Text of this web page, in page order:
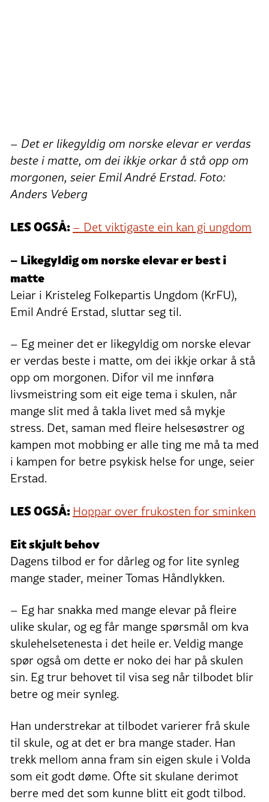
– Det er likegyldig om norske elevar er verdas
beste i matte, om dei ikkje orkar å stå opp om
morgonen, seier Emil André Erstad. Foto:
Anders Veberg
LES OGSÅ:– Det viktigaste ein kan gi ungdom
– Likegyldig om norske elevar er best i
matte
Leiar i Kristeleg Folkepartis Ungdom (KrFU),
Emil André Erstad, sluttar seg til.
– Eg meiner det er likegyldig om norske elevar
er verdas beste i matte, om dei ikkje orkar å stå
opp om morgonen. Difor vil me innføra
livsmeistring som eit eige tema i skulen, når
mange slit med å takla livet med så mykje
stress. Det, saman med fleire helsesøstrer og
kampen mot mobbing er alle ting me må ta med
i kampen for betre psykisk helse for unge, seier
Erstad.
LES OGSÅ: Hoppar over frukosten for sminken
Eit skjult behov
Dagens tilbod er for dårleg og for lite synleg
mange stader, meiner Tomas Håndlykken.
– Eg har snakka med mange elevar på fleire
ulike skular, og eg får mange spørsmål om kva
skulehelsetenesta i det heile er. Veldig mange
spør også om dette er noko dei har på skulen
sin. Eg trur behovet til visa seg når tilbodet blir
betre og meir synleg.
Han understrekar at tilbodet varierer frå skule
til skule, og at det er bra mange stader. Han
trekk mellom anna fram sin eigen skule i Volda
som eit godt døme. Ofte sit skulane derimot
berre med det som kunne blitt eit godt tilbod.